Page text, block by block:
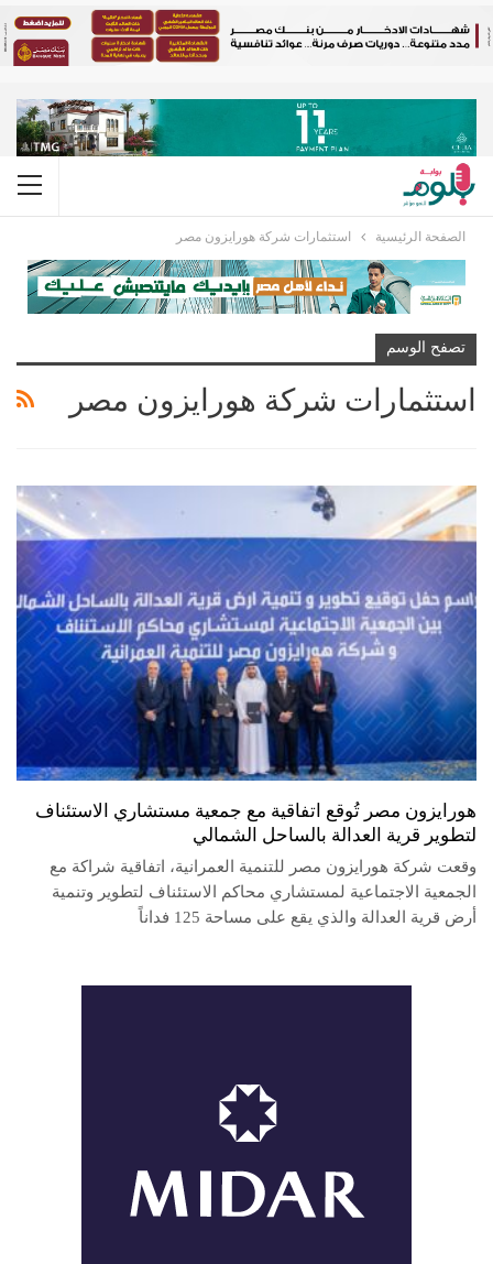
الصفحة الرئيسية استثمارات شركة هورايزون مصر
تصفح الوسم
استثمارات شركة هورايزون مصر
هورايزون مصر تُوقع اتفاقية مع جمعية مستشاري الاستئناف
لتطوير قرية العدالة بالساحل الشمالي
وقعت شركة هورايزون مصر للتنمية العمرانية، اتفاقية شراكة مع
الجمعية الاجتماعية لمستشاري محاكم الاستئناف لتطوير وتنمية
أرض قرية العدالة والذي يقع على مساحة 125 فداناً